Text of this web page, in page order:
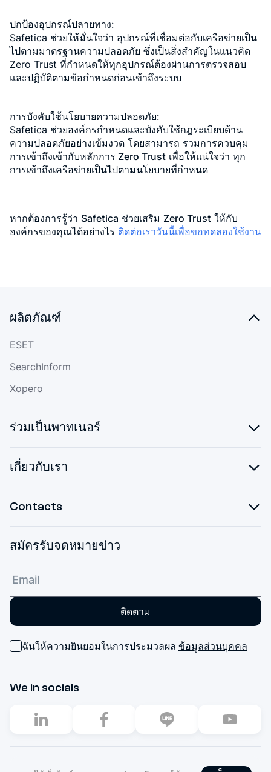
ปกป้องอุปกรณ์ปลายทาง:
Safetica ช่วยให้มั่นใจว่า อุปกรณ์ที่เชื่อมต่อกับเครือข่ายเป็น
ไปตามมาตรฐานความปลอดภัย ซึ่งเป็นสิ่งสำคัญในแนวคิด
Zero Trust ที่กำหนดให้ทุกอุปกรณ์ต้องผ่านการตรวจสอบ
และปฏิบัติตามข้อกำหนดก่อนเข้าถึงระบบ
การบังคับใช้นโยบายความปลอดภัย:
Safetica ช่วยองค์กรกำหนดและบังคับใช้กฎระเบียบด้าน
ความปลอดภัยอย่างเข้มงวด โดยสามารถ รวมการควบคุม
การเข้าถึงเข้ากับหลักการ Zero Trust เพื่อให้แน่ใจว่า ทุก
การเข้าถึงเครือข่ายเป็นไปตามนโยบายที่กำหนด
หากต้องการรู้ว่า Safetica ช่วยเสริม Zero Trust ให้กับ
องค์กรของคุณได้อย่างไร ติดต่อเราวันนี้เพื่อขอทดลองใช้งาน
ผลิตภัณฑ์
ESET
SearchInform
Xopero
ร่วมเป็นพาทเนอร์
เกี่ยวกับเรา
Contacts
สมัครรับจดหมายข่าว
ติดตาม
ฉันให้ความยินยอมในการประมวลผล ข้อมูลส่วนบุคคล
We in socials
2003–2026. All rights reserved